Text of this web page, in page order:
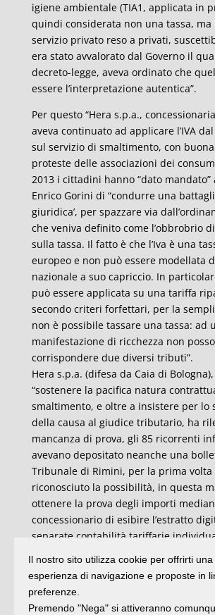
igiene ambientale (TIA1, applicata in
quindi considerata non una tassa,
servizio privato reso a privati,
era stato avvalorato dal Governo il
decreto-legge, aveva ordinato che
essere l’interpretazione autentica”.
Per questo “Hera s.p.a.,
aveva continuato ad applicare l’IVA
sul servizio di smaltimento, con
proteste delle associazioni dei
2013 i cittadini hanno “dato mandato”
Enrico Gorini di “condurre una
giuridica’, per spazzare via
che veniva definito come l’obbrobrio
sulla tassa. Il fatto è che l’Iva è una
europeo e non può essere modellata
nazionale a suo capriccio. In
può essere applicata su una tariffa
secondo criteri forfettari, per la
non è possibile tassare una tassa: ad
manifestazione di ricchezza non
corrispondere due diversi tributi”.
Hera s.p.a. (difesa da Caia di
“sostenere la pacifica natura
smaltimento, e oltre a insistere per lo
della causa al giudice tributario, ha
mancanza di prova, gli 85 ricorrenti
avevano depositato neanche una
Tribunale di Rimini, per la prima volta
riconosciuto la possibilità, in questa
ottenere la prova degli importi
concessionario di esibire l’estratto
separate contabilità tariffarie
effettivamente dovuto obbedire e
conteggi”.
La sentenza “ha potuto per il momento
Il nostro sito utilizza cookie per offrirti
esperienza di navigazione e proposte in
preferenze.
Premendo "Nega" si attiveranno